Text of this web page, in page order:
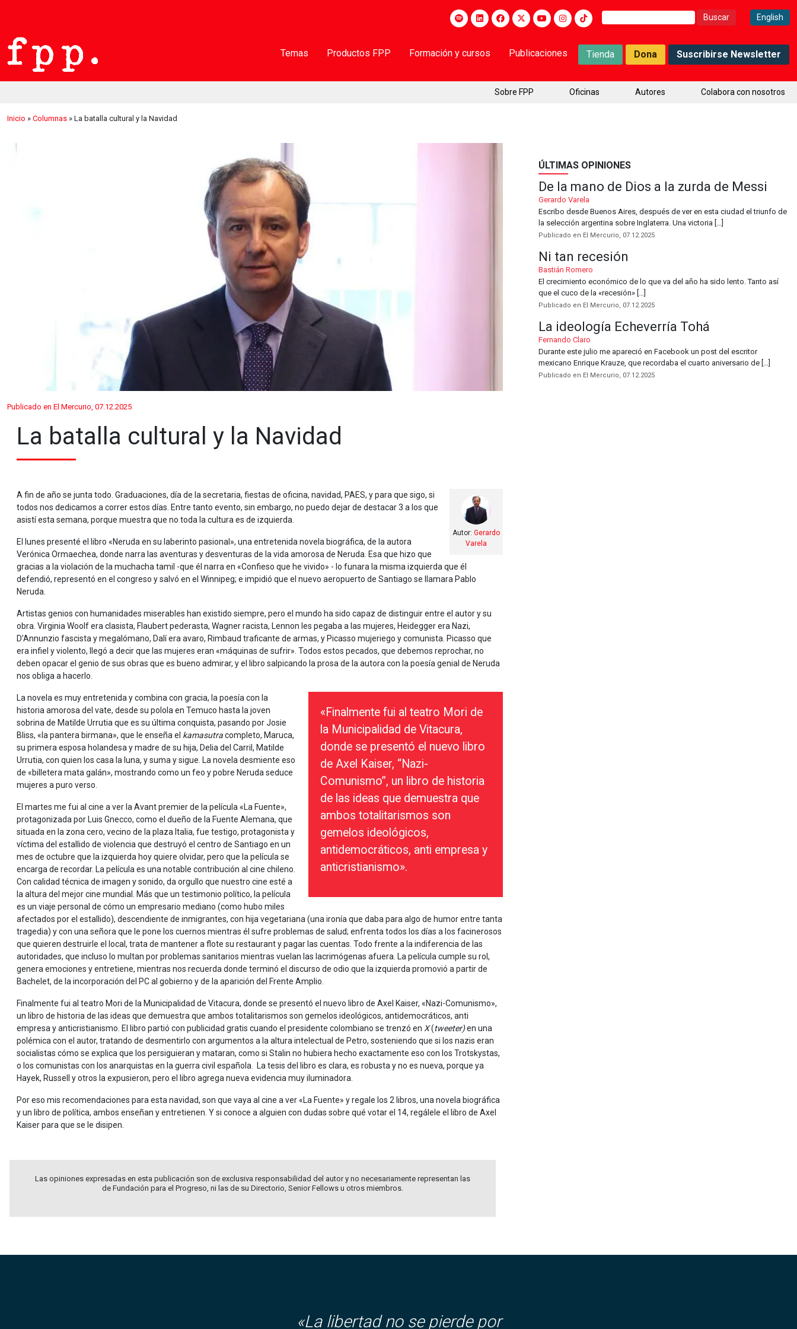
Buscar: English
Temas Productos FPP Formación y cursos Publicaciones Tienda Dona Suscribirse Newsletter
Sobre FPP Oficinas Autores Colabora con nosotros
Inicio » Columnas » La batalla cultural y la Navidad
Publicado en El Mercurio, 07.12.2025
La batalla cultural y la Navidad
Autor: Gerardo
Varela
A fin de año se junta todo. Graduaciones, día de la secretaria, fiestas de oficina, navidad, PAES, y para que sigo, si
todos nos dedicamos a correr estos días. Entre tanto evento, sin embargo, no puedo dejar de destacar 3 a los que
asistí esta semana, porque muestra que no toda la cultura es de izquierda.
El lunes presenté el libro «Neruda en su laberinto pasional», una entretenida novela biográfica, de la autora
Verónica Ormaechea, donde narra las aventuras y desventuras de la vida amorosa de Neruda. Esa que hizo que
gracias a la violación de la muchacha tamil -que él narra en «Confieso que he vivido» - lo funara la misma izquierda que él
defendió, representó en el congreso y salvó en el Winnipeg; e impidió que el nuevo aeropuerto de Santiago se llamara Pablo
Neruda.
Artistas genios con humanidades miserables han existido siempre, pero el mundo ha sido capaz de distinguir entre el autor y su
obra. Virginia Woolf era clasista, Flaubert pederasta, Wagner racista, Lennon les pegaba a las mujeres, Heidegger era Nazi,
D’Annunzio fascista y megalómano, Dalí era avaro, Rimbaud traficante de armas, y Picasso mujeriego y comunista. Picasso que
era infiel y violento, llegó a decir que las mujeres eran «máquinas de sufrir». Todos estos pecados, que debemos reprochar, no
deben opacar el genio de sus obras que es bueno admirar, y el libro salpicando la prosa de la autora con la poesía genial de Neruda
nos obliga a hacerlo.
«Finalmente fui al teatro Mori de
la Municipalidad de Vitacura,
donde se presentó el nuevo libro
de Axel Kaiser, “Nazi-
Comunismo”, un libro de historia
de las ideas que demuestra que
ambos totalitarismos son
gemelos ideológicos,
antidemocráticos, anti empresa y
anticristianismo».
La novela es muy entretenida y combina con gracia, la poesía con la
historia amorosa del vate, desde su polola en Temuco hasta la joven
sobrina de Matilde Urrutia que es su última conquista, pasando por Josie
Bliss, «la pantera birmana», que le enseña el kamasutracompleto, Maruca,
su primera esposa holandesa y madre de su hija, Delia del Carril, Matilde
Urrutia, con quien los casa la luna, y suma y sigue. La novela desmiente eso
de «billetera mata galán», mostrando como un feo y pobre Neruda seduce
mujeres a puro verso.
El martes me fui al cine a ver la Avant premier de la película «La Fuente»,
protagonizada por Luis Gnecco, como el dueño de la Fuente Alemana, que
situada en la zona cero, vecino de la plaza Italia, fue testigo, protagonista y
víctima del estallido de violencia que destruyó el centro de Santiago en un
mes de octubre que la izquierda hoy quiere olvidar, pero que la película se
encarga de recordar. La película es una notable contribución al cine chileno.
Con calidad técnica de imagen y sonido, da orgullo que nuestro cine esté a
la altura del mejor cine mundial. Más que un testimonio político, la película
es un viaje personal de cómo un empresario mediano (como hubo miles
afectados por el estallido), descendiente de inmigrantes, con hija vegetariana (una ironía que daba para algo de humor entre tanta
tragedia) y con una señora que le pone los cuernos mientras él sufre problemas de salud; enfrenta todos los días a los facinerosos
que quieren destruirle el local, trata de mantener a flote su restaurant y pagar las cuentas. Todo frente a la indiferencia de las
autoridades, que incluso lo multan por problemas sanitarios mientras vuelan las lacrimógenas afuera. La película cumple su rol,
genera emociones y entretiene, mientras nos recuerda donde terminó el discurso de odio que la izquierda promovió a partir de
Bachelet, de la incorporación del PC al gobierno y de la aparición del Frente Amplio.
Finalmente fui al teatro Mori de la Municipalidad de Vitacura, donde se presentó el nuevo libro de Axel Kaiser, «Nazi-Comunismo»,
un libro de historia de las ideas que demuestra que ambos totalitarismos son gemelos ideológicos, antidemocráticos, anti
empresa y anticristianismo. El libro partió con publicidad gratis cuando el presidente colombiano se trenzó en X(tweeter)en una
polémica con el autor, tratando de desmentirlo con argumentos a la altura intelectual de Petro, sosteniendo que si los nazis eran
socialistas cómo se explica que los persiguieran y mataran, como si Stalin no hubiera hecho exactamente eso con los Trotskystas,
o los comunistas con los anarquistas en la guerra civil española. La tesis del libro es clara, es robusta y no es nueva, porque ya
Hayek, Russell y otros la expusieron, pero el libro agrega nueva evidencia muy iluminadora.
Por eso mis recomendaciones para esta navidad, son que vaya al cine a ver «La Fuente» y regale los 2 libros, una novela biográfica
y un libro de política, ambos enseñan y entretienen. Y si conoce a alguien con dudas sobre qué votar el 14, regálele el libro de Axel
Kaiser para que se le disipen.
Las opiniones expresadas en esta publicación son de exclusiva responsabilidad del autor y no necesariamente representan las
de Fundación para el Progreso, ni las de su Directorio, Senior Fellows u otros miembros.
ÚLTIMAS OPINIONES
De la mano de Dios a la zurda de Messi
Gerardo Varela
Escribo desde Buenos Aires, después de ver en esta ciudad el triunfo de
la selección argentina sobre Inglaterra. Una victoria […]
Publicado en El Mercurio, 07.12.2025
Ni tan recesión
Bastián Romero
El crecimiento económico de lo que va del año ha sido lento. Tanto así
que el cuco de la «recesión» […]
Publicado en El Mercurio, 07.12.2025
La ideología Echeverría Tohá
Fernando Claro
Durante este julio me apareció en Facebook un post del escritor
mexicano Enrique Krauze, que recordaba el cuarto aniversario de […]
Publicado en El Mercurio, 07.12.2025
«La libertad no se pierde por